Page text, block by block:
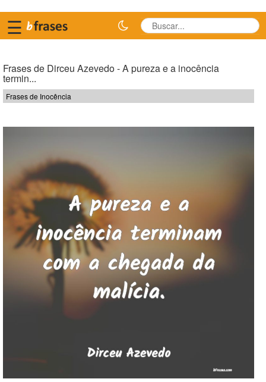
☰
Frases de Dirceu Azevedo - A pureza e a inocência
termin...
Frases de Inocência